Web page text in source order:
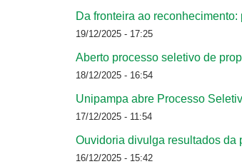
Da fronteira ao
19/12/2025 - 17:25
Aberto processo seletivo de
18/12/2025 - 16:54
Unipampa abre Processo
17/12/2025 - 11:54
Ouvidoria divulga resultados da
16/12/2025 - 15:42